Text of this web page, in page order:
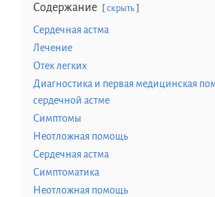
Содержание скрыть
Сердечная астма
Лечение
Отек легких
Диагностика и первая медицинская
сердечной астме
Симптомы
Неотложная помощь
Сердечная астма
Симптоматика
Неотложная помощь